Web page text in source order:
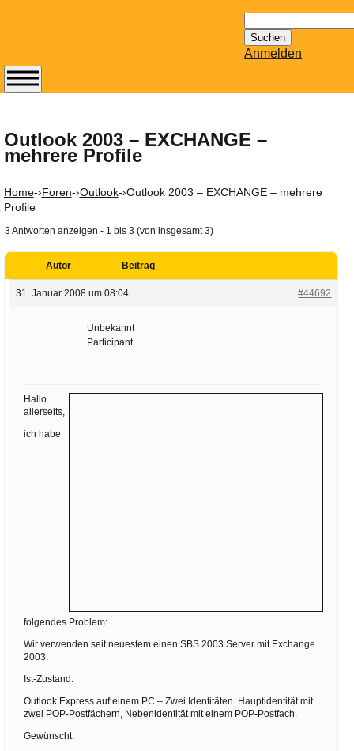
nach:
Anmelden
Outlook 2003 – EXCHANGE –
mehrere Profile
Home-›Foren-›Outlook-›Outlook 2003 – EXCHANGE – mehrere
Profile
3 Antworten anzeigen - 1 bis 3 (von insgesamt 3)
Autor Beitrag
31. Januar 2008 um 08:04 #44692
Unbekannt
Participant
Hallo
allerseits,
ich habe
folgendes Problem:
Wir verwenden seit neuestem einen SBS 2003 Server mit Exchange
2003.
Ist-Zustand:
Outlook Express auf einem PC – Zwei Identitäten. Hauptidentität mit
zwei POP-Postfächern, Nebenidentität mit einem POP-Postfach.
Gewünscht:
Abonnieren Sie den
erscheinenden
Newsletter von
kostenlos.
Der ständig aktuelle
Tipps zu Thema
bereithält!
Wie z.B. Outlook,
GMail, Thunderbird
KuNoMail, usw.
E-Mail